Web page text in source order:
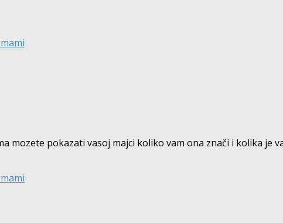
mozete pokazati vasoj majci koliko vam ona znači i kolika je